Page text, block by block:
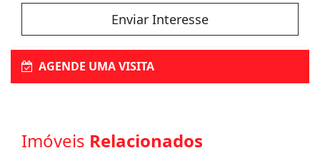
Enviar Interesse
AGENDE UMA VISITA
Imóveis Relacionados